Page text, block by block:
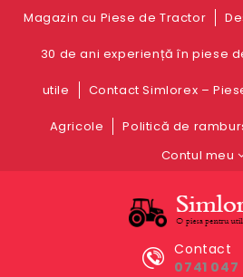
Magazin cu Piese de Tractor
30 de ani experiență în piese
utile Contact Simlorex –
Agricole
Politică de
Contul meu
Contact
0741 047